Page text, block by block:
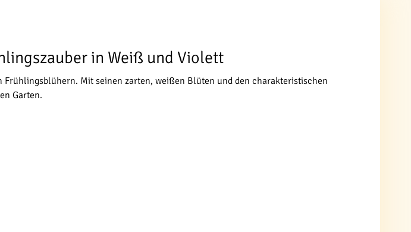
in Weiß und Violett
Frühlingsblühern. Mit seinen zarten, weißen Blüten und den charakteristischen
Garten.